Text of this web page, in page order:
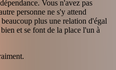
Vous n'avez pas
personne ne s'y attend
plus une relation d'égal
et se font de la place l'un à